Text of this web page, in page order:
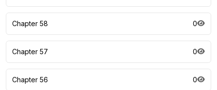
Chapter 58 0
Chapter 57 0
Chapter 56 0